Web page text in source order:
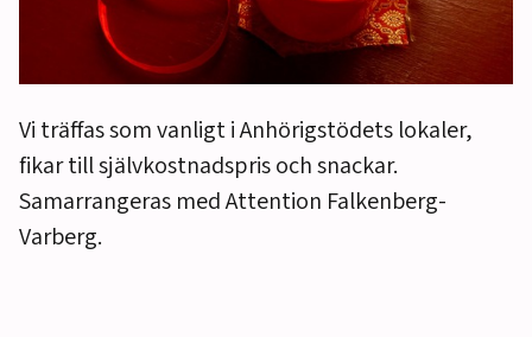
Vi träffas som vanligt i Anhörigstödets lokaler,
fikar till självkostnadspris och snackar.
Samarrangeras med Attention Falkenberg-
Varberg.